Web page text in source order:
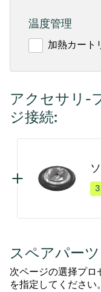
温度管理
加熱カート
アクセサリ-
ジ接続:
スペアパーツ
次ページの選择プロ
を指定してください。